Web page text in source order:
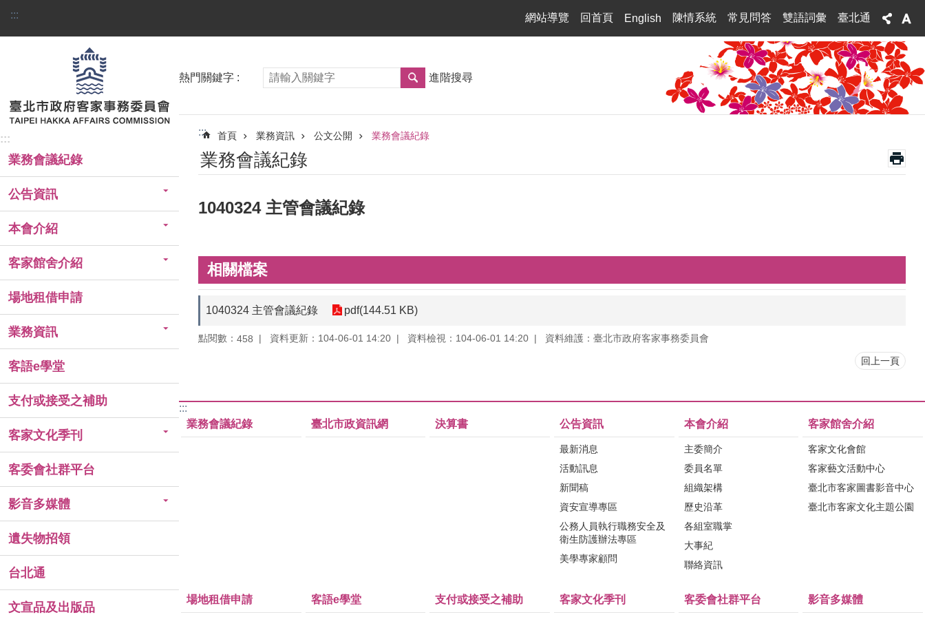
跳到主要內容區塊
::: 網站導覽 回首頁 English 陳情系統 常見問答 雙語詞彙 臺北通
:::
業務會議紀錄
公告資訊
本會介紹
客家館舍介紹
場地租借申請
業務資訊
客語e學堂
支付或接受之補助
客家文化季刊
客委會社群平台
影音多媒體
遺失物招領
台北通
文宣品及出版品
熱門關鍵字 進階搜尋
::: 首頁 業務資訊 公文公開 業務會議紀錄
業務會議紀錄
1040324 主管會議紀錄
相關檔案
1040324 主管會議紀錄 pdf(144.51 KB)
點閱數： 458 資料更新：104-06-01 14:20 資料檢視：104-06-01 14:20 資料維護：臺北市政府客家事務委員會
回上一頁
:::
業務會議紀錄
臺北市政資訊網 決算書 公告資訊
最新消息
活動訊息
新聞稿
資安宣導專區
公務人員執行職務安全及
衛生防護辦法專區
美學專家顧問
本會介紹
主委簡介
委員名單
組織架構
歷史沿革
各組室職掌
大事紀
聯絡資訊
客家館舍介紹
客家文化會館
客家藝文活動中心
臺北市客家圖書影音中心
臺北市客家文化主題公園
場地租借申請 客語e學堂 支付或接受之補助 客家文化季刊 客委會社群平台 影音多媒體